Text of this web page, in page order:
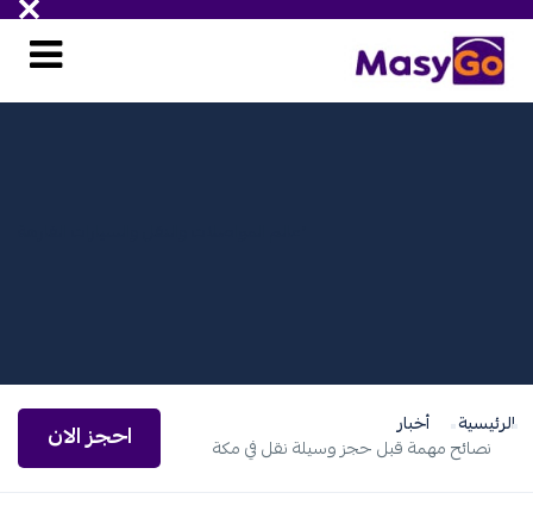
الرئيسية
أخبار
نصائح مهمة قبل حجز وسيلة نقل في مكة
احجز الان